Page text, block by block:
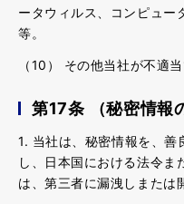
ータウィルス、コンピュー
等。
（10） その他当社が不適
第17条 （秘密情報
1. 当社は、秘密情報を、善
し、日本国における法令ま
は、第三者に漏洩しまたは